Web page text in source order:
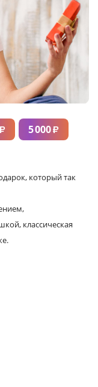
₽ 5 000₽
который так
классическая